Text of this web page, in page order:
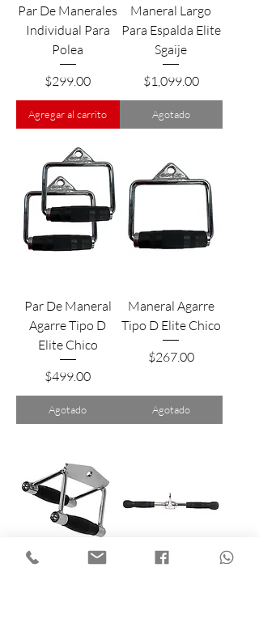
Par De Manerales
Individual Para
Polea
Precio
$299.00
Agregar al carrito
Maneral Largo
Para Espalda Elite
Sgaije
Precio
$1,099.00
Agotado
Par De Maneral
Agarre Tipo D
Elite Chico
Precio
$499.00
Agotado
Maneral Agarre
Tipo D Elite Chico
Precio
$267.00
Agotado